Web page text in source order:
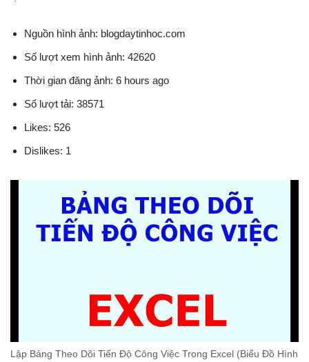
Nguồn hình ảnh: blogdaytinhoc.com
Số lượt xem hình ảnh: 42620
Thời gian đăng ảnh: 6 hours ago
Số lượt tải: 38571
Likes: 526
Dislikes: 1
Lập Bảng Theo Dõi Tiến Độ Công Việc Trong Excel (Biểu Đồ Hình